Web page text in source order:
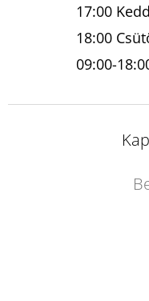
17:00
18:00
09:00-